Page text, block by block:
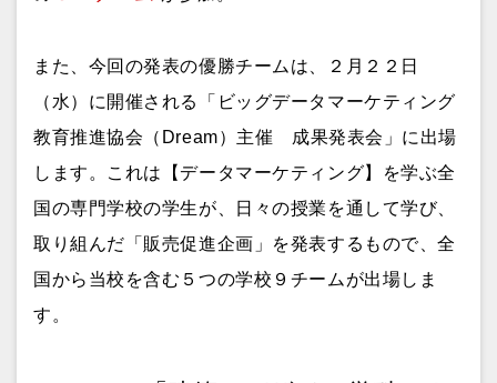
また、今回の発表の優勝チームは、２月２２日
（水）に開催される「ビッグデータマーケティング
教育推進協会（Dream）主催 成果発表会」に出場
します。これは【データマーケティング】を学ぶ全
国の専門学校の学生が、日々の授業を通して学び、
取り組んだ「販売促進企画」を発表するもので、全
国から当校を含む５つの学校９チームが出場しま
す。